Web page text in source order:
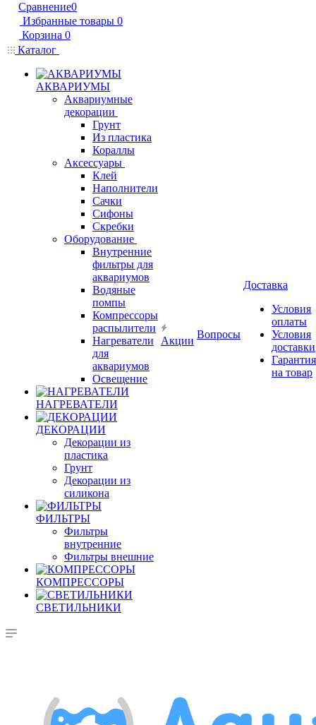
Сравнение0
Избранные товары 0
Корзина 0
Каталог
АКВАРИУМЫ
Аквариумные
декорации
Грунт
Из пластика
Кораллы
Аксессуары
Клей
Наполнители
Сачки
Сифоны
Скребки
Оборудование
Внутренние
фильтры для
аквариумов
Водяные
помпы
Компрессоры
распылители
Нагреватели
для
аквариумов
Освещение
НАГРЕВАТЕЛИ
ДЕКОРАЦИИ
Декорации из
пластика
Грунт
Декорации из
силикона
ФИЛЬТРЫ
Фильтры
внутренние
Фильтры внешние
КОМПРЕССОРЫ
СВЕТИЛЬНИКИ
Акции
Вопросы
Доставка
Условия
оплаты
Условия
доставки
Гарантия
на товар